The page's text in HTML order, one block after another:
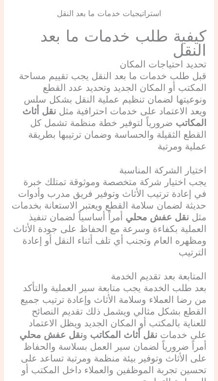
استراتيجيات خدمات ما بعد النقل
كيفية طلب خدمات ما بعد
النقل
تحديد احتياجات المكان
قبل طلب خدمات ما بعد النقل يجب تقييم مساحة
المكتب أو المكان الجديد وتحديد عدد القطع
ونوعيتها لضمان تنظيم عملية النقل بشكل سلس
ويعد الاعتماد على خدمات احترافية مثل نقل أثاث
المكاتب ضرورياً لتوفير خطة منظمة تشمل كل
القطع الثقيلة والحساسة وضمان ترتيبها بطريقة
عملية ومرتبة
اختيار الشركة المناسبة
يجب اختيار شركة متخصصة وموثوقة تمتلك خبرة
في إعادة ترتيب الأثاث وتوفير فريق مدرب وأدوات
حديثة لضمان سلامة القطع ويعتبر الاستعانة بخدمات
مثل نقل عفش محلي أمراً أساسياً لضمان تنفيذ
العملية بكفاءة وسرعة مع الحفاظ على جودة الأثاث
ومظهره العام وتجنب أي تلف أثناء النقل أو إعادة
الترتيب
المتابعة بعد تقديم الخدمة
بعد طلب الخدمة يجب متابعة سير العملية والتأكد
من رضا العملاء وسلامة الأثاث وإعادة ترتيب جميع
القطع بشكل مثالي ويشمل ذلك تقديم النصائح
للعناية بالمكتب أو المكان الجديد ويظل الاعتماد
على خدمات نقل أثاث المكاتب ونقل عفش محلي
أمراً ضرورياً لضمان سير العمل بسلاسة والحفاظ
على الأثاث وتوفير بيئة منظمة ومرتبة تساعد على
تحسين تجربة الموظفين والعملاء داخل المكتب أو